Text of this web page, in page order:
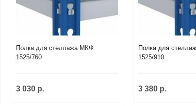
Полка для стеллажа МКФ
1525/760
3 030 р.
Полка для
1525/910
3 380 р.